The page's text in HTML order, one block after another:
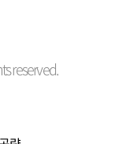
reserved.